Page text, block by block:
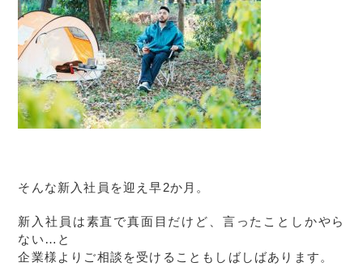
そんな新入社員を迎え早2か月。
新入社員は素直で真面目だけど、言ったことしかやら
ない…と
企業様よりご相談を受けることもしばしばあります。